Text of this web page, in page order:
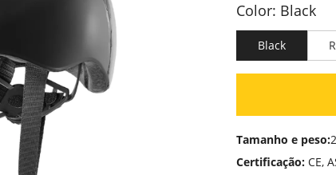
Color: Black
Black
Tamanho e peso:
Certificação: CE,